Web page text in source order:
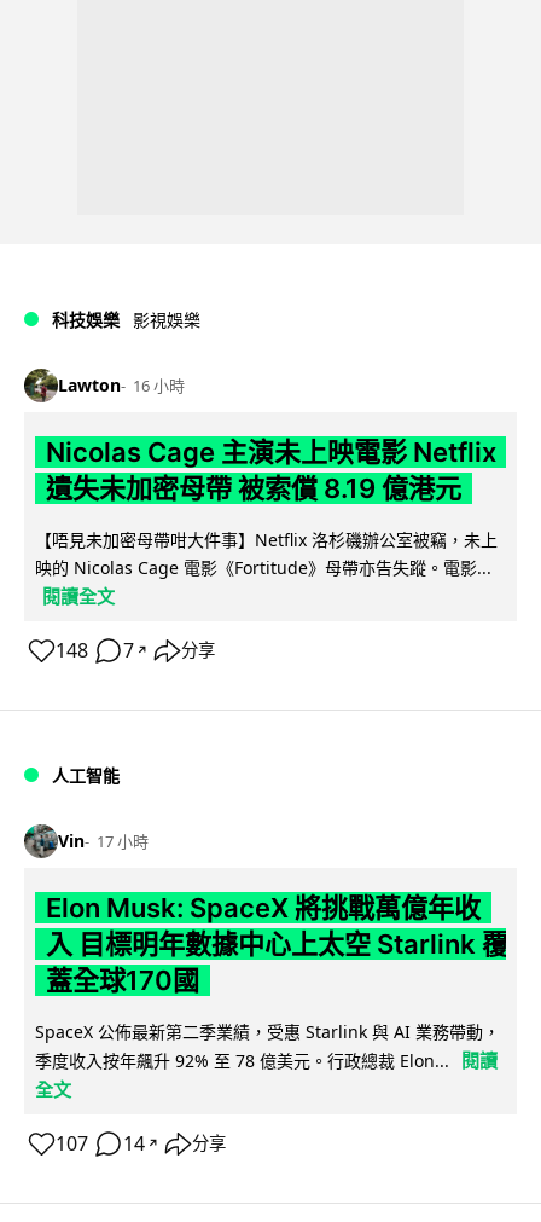
科技娛樂 影視娛樂
Lawton 16 小時
Nicolas Cage 主演未上映電影 Netflix
遺失未加密母帶 被索償 8.19 億港元
【唔見未加密母帶咁大件事】Netflix 洛杉磯辦公室被竊，未上
映的 Nicolas Cage 電影《Fortitude》母帶亦告失蹤。電影...
閱讀全文
148 7 ↗ 分享
人工智能
Vin 17 小時
Elon Musk: SpaceX 將挑戰萬億年收
入 目標明年數據中心上太空 Starlink 覆
蓋全球170國
SpaceX 公佈最新第二季業績，受惠 Starlink 與 AI 業務帶動，
季度收入按年飆升 92% 至 78 億美元。行政總裁 Elon...
閱讀
全文
107 14 ↗ 分享